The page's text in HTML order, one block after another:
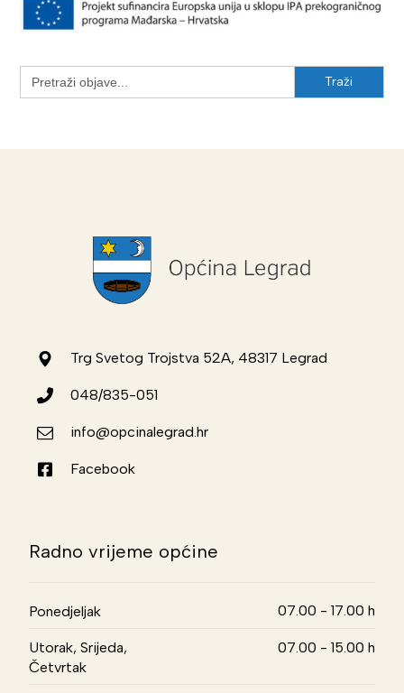
Search
for:
Trg Svetog Trojstva 52A, 48317 Legrad
048/835-051
info@opcinalegrad.hr
Facebook
Radno vrijeme općine
Ponedjeljak 07.00 - 17.00 h
Utorak, Srijeda,
Četvrtak
07.00 - 15.00 h